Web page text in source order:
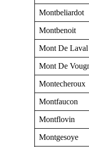
Montbeliardot
Montbenoit
Mont De Laval
Mont De
Montecheroux
Montfaucon
Montflovin
Montgesoye